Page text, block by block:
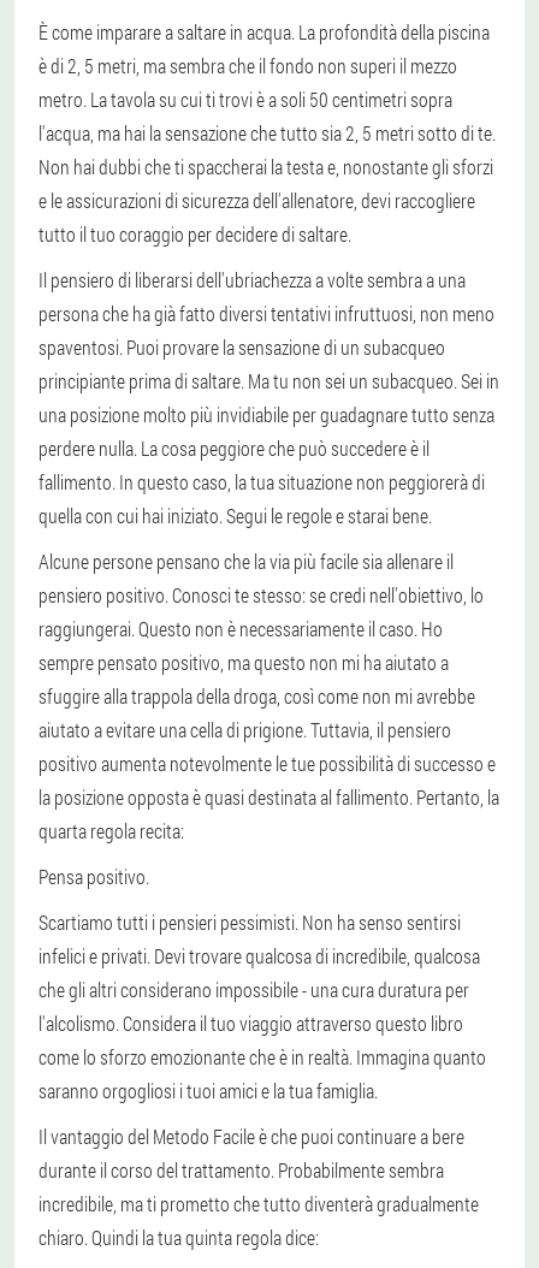
È come imparare a saltare in acqua. La profondità della piscina
è di 2, 5 metri, ma sembra che il fondo non superi il mezzo
metro. La tavola su cui ti trovi è a soli 50 centimetri sopra
l'acqua, ma hai la sensazione che tutto sia 2, 5 metri sotto di te.
Non hai dubbi che ti spaccherai la testa e, nonostante gli sforzi
e le assicurazioni di sicurezza dell'allenatore, devi raccogliere
tutto il tuo coraggio per decidere di saltare.
Il pensiero di liberarsi dell'ubriachezza a volte sembra a una
persona che ha già fatto diversi tentativi infruttuosi, non meno
spaventosi. Puoi provare la sensazione di un subacqueo
principiante prima di saltare. Ma tu non sei un subacqueo. Sei in
una posizione molto più invidiabile per guadagnare tutto senza
perdere nulla. La cosa peggiore che può succedere è il
fallimento. In questo caso, la tua situazione non peggiorerà di
quella con cui hai iniziato. Segui le regole e starai bene.
Alcune persone pensano che la via più facile sia allenare il
pensiero positivo. Conosci te stesso: se credi nell'obiettivo, lo
raggiungerai. Questo non è necessariamente il caso. Ho
sempre pensato positivo, ma questo non mi ha aiutato a
sfuggire alla trappola della droga, così come non mi avrebbe
aiutato a evitare una cella di prigione. Tuttavia, il pensiero
positivo aumenta notevolmente le tue possibilità di successo e
la posizione opposta è quasi destinata al fallimento. Pertanto, la
quarta regola recita:
Pensa positivo.
Scartiamo tutti i pensieri pessimisti. Non ha senso sentirsi
infelici e privati. Devi trovare qualcosa di incredibile, qualcosa
che gli altri considerano impossibile - una cura duratura per
l'alcolismo. Considera il tuo viaggio attraverso questo libro
come lo sforzo emozionante che è in realtà. Immagina quanto
saranno orgogliosi i tuoi amici e la tua famiglia.
Il vantaggio del Metodo Facile è che puoi continuare a bere
durante il corso del trattamento. Probabilmente sembra
incredibile, ma ti prometto che tutto diventerà gradualmente
chiaro. Quindi la tua quinta regola dice: